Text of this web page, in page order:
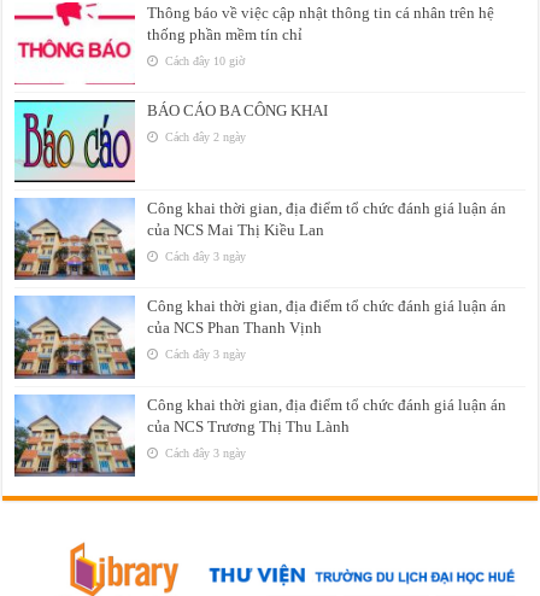
Thông báo về việc cập nhật thông tin cá nhân trên hệ
thống phần mềm tín chỉ
Cách đây 10 giờ
BÁO CÁO BA CÔNG KHAI
Cách đây 2 ngày
Công khai thời gian, địa điểm tổ chức đánh giá luận án
của NCS Mai Thị Kiều Lan
Cách đây 3 ngày
Công khai thời gian, địa điểm tổ chức đánh giá luận án
của NCS Phan Thanh Vịnh
Cách đây 3 ngày
Công khai thời gian, địa điểm tổ chức đánh giá luận án
của NCS Trương Thị Thu Lành
Cách đây 3 ngày